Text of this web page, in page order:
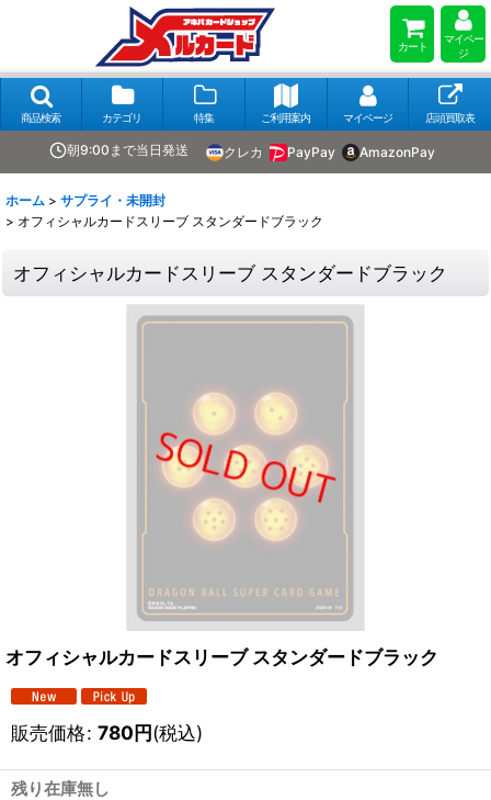
カート
マイペー
ジ
商品検索 カテゴリ 特集 ご利用案内 マイページ 店頭買取表
朝9:00まで当日発送 クレカ PayPay AmazonPay
ホーム > サプライ・未開封
> オフィシャルカードスリーブ スタンダードブラック
オフィシャルカードスリーブ スタンダードブラック
オフィシャルカードスリーブ スタンダードブラック
販売価格: 780円(税込)
残り在庫無し